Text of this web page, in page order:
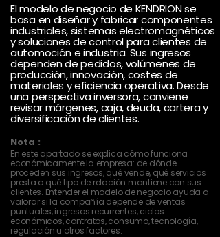
El modelo de negocio de KENDRION se
basa en diseñar y fabricar componentes
industriales, sistemas electromagnéticos
y soluciones de control para clientes de
automoción e industria. Sus ingresos
dependen de pedidos, volúmenes de
producción, innovación, costes de
materiales y eficiencia operativa. Desde
una perspectiva inversora, conviene
revisar márgenes, caja, deuda, cartera y
diversificación de clientes.
Nota :
En este apartado se explica cómo funciona
económicamente la empresa: de dónde
proceden sus ingresos, qué vende, qué servicios
presta o qué tipo de relación mantiene con sus
clientes. Entender el modelo de negocio ayuda a
valorar si la compañía depende de ventas
puntuales, ingresos recurrentes, ciclos
económicos, contratos, consumo, tecnología,
regulación u otros factores.